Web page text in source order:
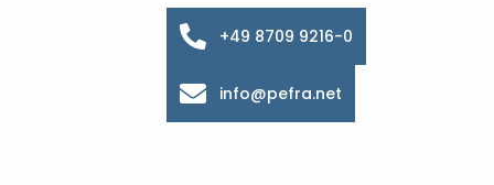
+49 8709 9216-0
info@pefra.net